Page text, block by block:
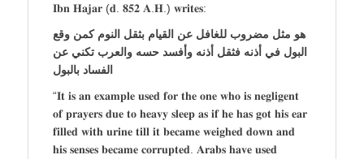
𝐈𝐛𝐧 𝐇𝐚𝐣𝐚𝐫 (𝐝. 𝟖𝟓𝟐 𝐀.𝐇.) 𝐰𝐫𝐢𝐭𝐞𝐬:
هو مثل مضروب للغافل عن القيام بثقل النوم كمن وقع
البول في أذنه فثقل أذنه وأفسد حسه والعرب تكني عن
الفساد بالبول
“𝐈𝐭 𝐢𝐬 𝐚𝐧 𝐞𝐱𝐚𝐦𝐩𝐥𝐞 𝐮𝐬𝐞𝐝 𝐟𝐨𝐫 𝐭𝐡𝐞 𝐨𝐧𝐞 𝐰𝐡𝐨 𝐢𝐬 𝐧𝐞𝐠𝐥𝐢𝐠𝐞𝐧𝐭
𝐨𝐟 𝐩𝐫𝐚𝐲𝐞𝐫𝐬 𝐝𝐮𝐞 𝐭𝐨 𝐡𝐞𝐚𝐯𝐲 𝐬𝐥𝐞𝐞𝐩 𝐚𝐬 𝐢𝐟 𝐡𝐞 𝐡𝐚𝐬 𝐠𝐨𝐭 𝐡𝐢𝐬 𝐞𝐚𝐫
𝐟𝐢𝐥𝐥𝐞𝐝 𝐰𝐢𝐭𝐡 𝐮𝐫𝐢𝐧𝐞 𝐭𝐢𝐥𝐥 𝐢𝐭 𝐛𝐞𝐜𝐚𝐦𝐞 𝐰𝐞𝐢𝐠𝐡𝐞𝐝 𝐝𝐨𝐰𝐧 𝐚𝐧𝐝
𝐡𝐢𝐬 𝐬𝐞𝐧𝐬𝐞𝐬 𝐛𝐞𝐜𝐚𝐦𝐞 𝐜𝐨𝐫𝐫𝐮𝐩𝐭𝐞𝐝. 𝐀𝐫𝐚𝐛𝐬 𝐡𝐚𝐯𝐞 𝐮𝐬𝐞𝐝